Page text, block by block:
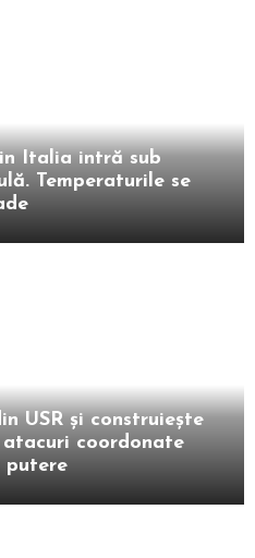
Italia intră sub
Temperaturile se
USR și construiește
coordonate
putere